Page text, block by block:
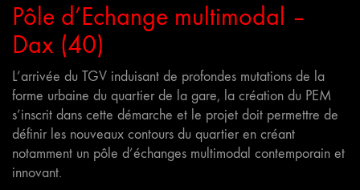
Pôle d’Echange multimodal –
Dax (40)
L’arrivée du TGV induisant de profondes mutations de la
forme urbaine du quartier de la gare, la création du PEM
s’inscrit dans cette démarche et le projet doit permettre de
définir les nouveaux contours du quartier en créant
notamment un pôle d’échanges multimodal contemporain et
innovant.